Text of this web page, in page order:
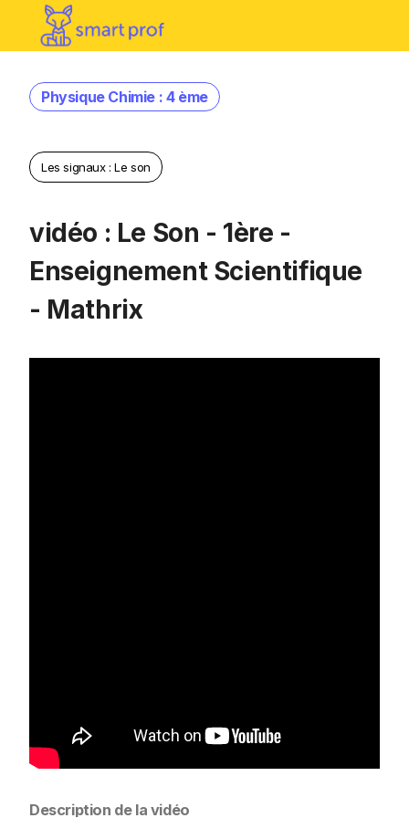
Physique Chimie : 4 ème
Les signaux : Le son
vidéo : Le Son - 1ère -
Enseignement Scientifique
- Mathrix
Description de la vidéo